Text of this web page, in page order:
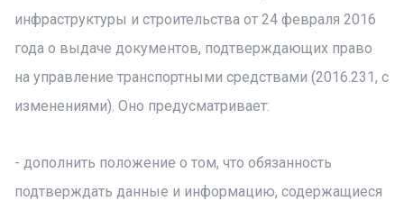
инфраструктуры и строительства от 24 февраля 2016
года о выдаче документов, подтверждающих право
на управление транспортными средствами (2016.231, с
изменениями). Оно предусматривает:
- дополнить положение о том, что обязанность
подтверждать данные и информацию, содержащиеся